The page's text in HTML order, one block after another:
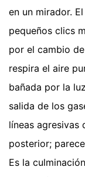
en un mirador.
pequeños clics
por el cambio
respira el aire
bañada por la
salida de los
líneas agresivas
posterior;
Es la